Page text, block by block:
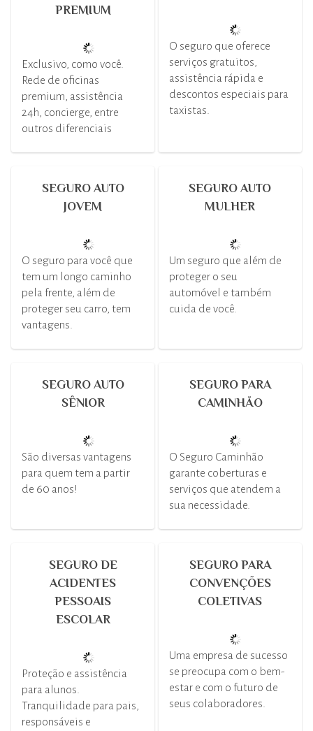
PREMIUM
Exclusivo, como você.
Rede de oficinas
premium, assistência
24h, concierge, entre
outros diferenciais
O seguro que oferece
serviços gratuitos,
assistência rápida e
descontos especiais para
taxistas.
SEGURO AUTO
JOVEM
O seguro para você que
tem um longo caminho
pela frente, além de
proteger seu carro, tem
vantagens.
SEGURO AUTO
MULHER
Um seguro que além de
proteger o seu
automóvel e também
cuida de você.
SEGURO AUTO
SÊNIOR
São diversas vantagens
para quem tem a partir
de 60 anos!
SEGURO PARA
CAMINHÃO
O Seguro Caminhão
garante coberturas e
serviços que atendem a
sua necessidade.
SEGURO DE
ACIDENTES
PESSOAIS
ESCOLAR
Proteção e assistência
para alunos.
Tranquilidade para pais,
responsáveis e
SEGURO PARA
CONVENÇÕES
COLETIVAS
Uma empresa de sucesso
se preocupa com o bem-
estar e com o futuro de
seus colaboradores.